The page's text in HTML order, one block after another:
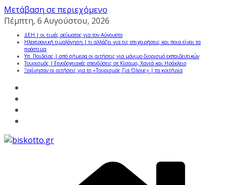
Μετάβαση σε περιεχόμενο
Πέμπτη, 6 Αυγούστου, 2026
ΔΕΗ | οι τιμές ρεύματος για τον Αύγουστο
Ηλεκτρονική τιμολόγηση | τι αλλάζει για τις επιχειρήσεις και ποια είναι τα
πρόστιμα
Υπ. Παιδείας | από σήμερα οι αιτήσεις για μόνιμο διορισμό εκπαιδευτικών
Τουρισμός | ξενοδοχειακές επενδύσεις σε Κίσαμο, Χανιά και Ηράκλειο
Ξεκίνησαν οι αιτήσεις για το «Τουρισμός Για Όλους» | τα κριτήρια